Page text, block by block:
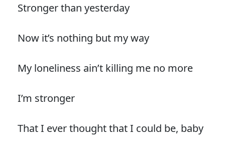
Stronger than yesterday
Now it’s nothing but my way
My loneliness ain’t killing me no more
I’m stronger
That I ever thought that I could be, baby